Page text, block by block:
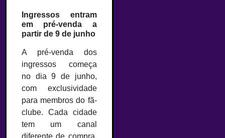
Ingressos entram
em pré-venda a
partir de 9 de junho
A pré-venda dos
ingressos começa
no dia 9 de junho,
com exclusividade
para membros do fã-
clube. Cada cidade
tem um canal
diferente de compra,